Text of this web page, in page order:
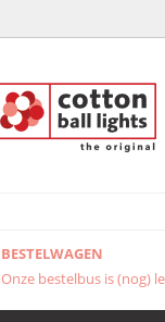
BESTELWAGEN
Onze bestelbus is (nog)